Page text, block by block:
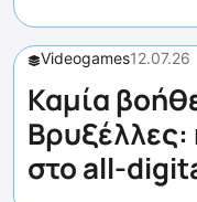
Videogames12.07.26
Καμία
στο all-